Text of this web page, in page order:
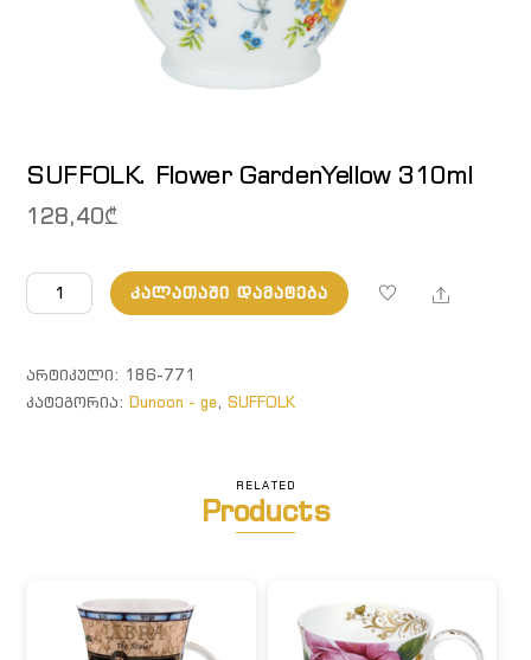
SUFFOLK. Flower GardenYellow 310ml
128,40₾
რაოდენობა:
SUFFOLK.
GardenYellow
310ml
ᲙᲐᲚᲐᲗᲐᲨᲘ ᲓᲐᲛᲐᲢᲔᲑᲐ Share
ᲐᲠᲢᲘᲙᲣᲚᲘ: 186-771
ᲙᲐᲢᲔᲒᲝᲠᲘᲐ:Dunoon - ge,SUFFOLK
RELATED
Products